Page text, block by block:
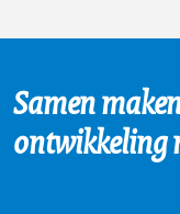
Samen
ontwikkeling